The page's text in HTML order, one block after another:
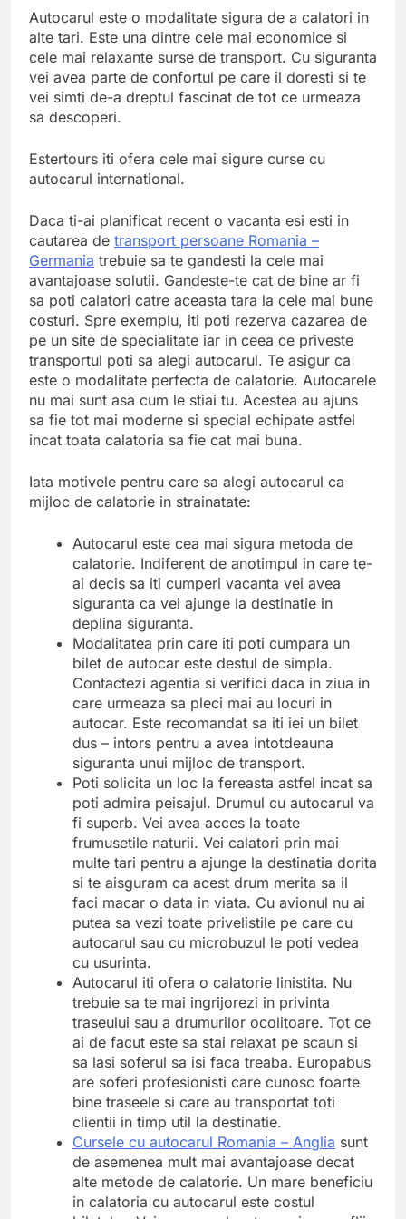
Autocarul este o modalitate sigura de a calatori in
alte tari. Este una dintre cele mai economice si
cele mai relaxante surse de transport. Cu siguranta
vei avea parte de confortul pe care il doresti si te
vei simti de-a dreptul fascinat de tot ce urmeaza
sa descoperi.
Estertours iti ofera cele mai sigure curse cu
autocarul international.
Daca ti-ai planificat recent o vacanta esi esti in
cautarea de transport persoane Romania –
Germania trebuie sa te gandesti la cele mai
avantajoase solutii. Gandeste-te cat de bine ar fi
sa poti calatori catre aceasta tara la cele mai bune
costuri. Spre exemplu, iti poti rezerva cazarea de
pe un site de specialitate iar in ceea ce priveste
transportul poti sa alegi autocarul. Te asigur ca
este o modalitate perfecta de calatorie. Autocarele
nu mai sunt asa cum le stiai tu. Acestea au ajuns
sa fie tot mai moderne si special echipate astfel
incat toata calatoria sa fie cat mai buna.
Iata motivele pentru care sa alegi autocarul ca
mijloc de calatorie in strainatate:
Autocarul este cea mai sigura metoda de
calatorie. Indiferent de anotimpul in care te-
ai decis sa iti cumperi vacanta vei avea
siguranta ca vei ajunge la destinatie in
deplina siguranta.
Modalitatea prin care iti poti cumpara un
bilet de autocar este destul de simpla.
Contactezi agentia si verifici daca in ziua in
care urmeaza sa pleci mai au locuri in
autocar. Este recomandat sa iti iei un bilet
dus – intors pentru a avea intotdeauna
siguranta unui mijloc de transport.
Poti solicita un loc la fereasta astfel incat sa
poti admira peisajul. Drumul cu autocarul va
fi superb. Vei avea acces la toate
frumusetile naturii. Vei calatori prin mai
multe tari pentru a ajunge la destinatia dorita
si te aisguram ca acest drum merita sa il
faci macar o data in viata. Cu avionul nu ai
putea sa vezi toate privelistile pe care cu
autocarul sau cu microbuzul le poti vedea
cu usurinta.
Autocarul iti ofera o calatorie linistita. Nu
trebuie sa te mai ingrijorezi in privinta
traseului sau a drumurilor ocolitoare. Tot ce
ai de facut este sa stai relaxat pe scaun si
sa lasi soferul sa isi faca treaba. Europabus
are soferi profesionisti care cunosc foarte
bine traseele si care au transportat toti
clientii in timp util la destinatie.
Cursele cu autocarul Romania – Anglia sunt
de asemenea mult mai avantajoase decat
alte metode de calatorie. Un mare beneficiu
in calatoria cu autocarul este costul